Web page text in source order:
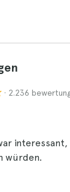
· 2.236
würden.